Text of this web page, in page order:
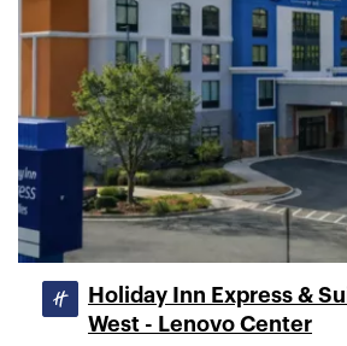
Holiday Inn Express &
West - Lenovo Center